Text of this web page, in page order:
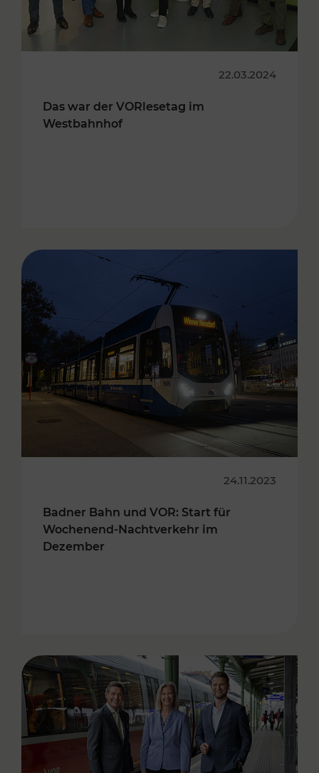
22.03.2024
Das war der VORlesetag im
Westbahnhof
24.11.2023
Badner Bahn und VOR: Start für
Wochenend-Nachtverkehr im
Dezember